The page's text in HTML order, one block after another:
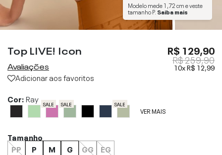
Modelo mede1,72 cme veste
tamanhoP. Saiba mais
Top LIVE! Icon
Avaliações
Adicionar aos favoritos
R$ 129,90
R$ 259,90
10xR$ 12,99
Cor:Ray SALE SALE SALE
VER MAIS
Tamanho
PP
P M G GG EG